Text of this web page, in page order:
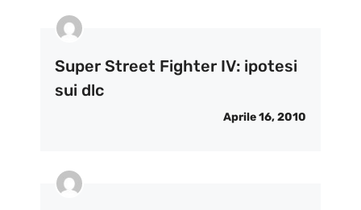
Super Street Fighter IV: ipotesi
sui dlc
Aprile 16, 2010